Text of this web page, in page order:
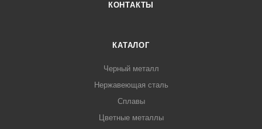
КОНТАКТЫ
КАТАЛОГ
Черный металл
Нержавеющая сталь
Сплавы
Цветные металлы